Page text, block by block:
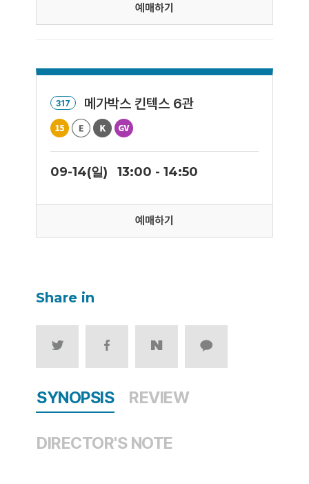
SYNOPSIS REVIEW
DIRECTOR'S NOTE
예매하기
317 메가박스 킨텍스 6관
09-14(일) 13:00 - 14:50
예매하기
Share in